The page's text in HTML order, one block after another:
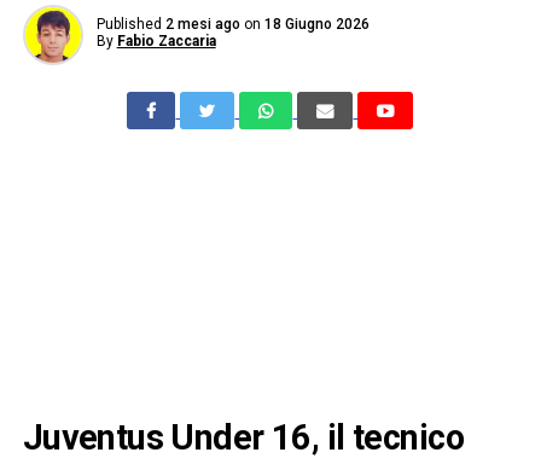
Published 2 mesi ago on 18 Giugno 2026
By Fabio Zaccaria
Juventus Under 16, il tecnico